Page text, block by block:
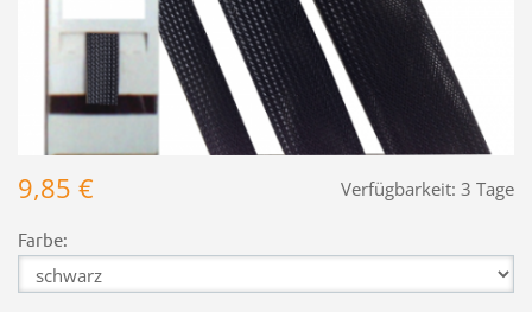
Verfügbarkeit: 3 Tage
9,85 €
Farbe: